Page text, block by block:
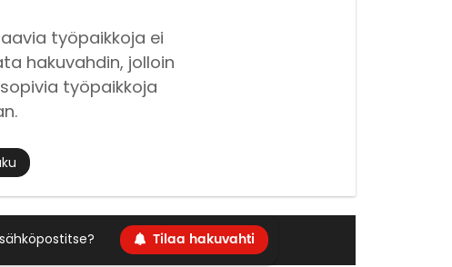
työpaikkoja ei
hakuvahdin, jolloin
työpaikkoja
Tilaa hakuvahti